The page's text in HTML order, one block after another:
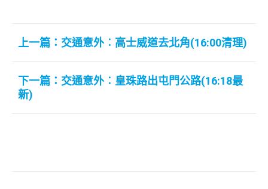
上一篇：交通意外︰高士威道去北角(16:00清理)
下一篇：交通意外︰皇珠路出屯門公路(16:18最
新)